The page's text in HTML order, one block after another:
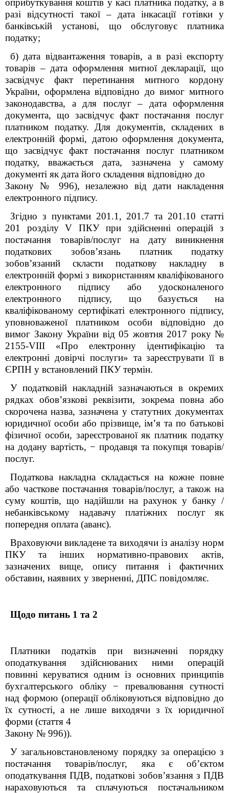
оприбуткування коштів у касі платника податку, а в
разі відсутності такої – дата інкасації готівки у
банківській установі, що обслуговує платника
податку;
б) дата відвантаження товарів, а в разі експорту
товарів – дата оформлення митної декларації, що
засвідчує факт перетинання митного кордону
України, оформлена відповідно до вимог митного
законодавства, а для послуг – дата оформлення
документа, що засвідчує факт постачання послуг
платником податку. Для документів, складених в
електронній формі, датою оформлення документа,
що засвідчує факт постачання послуг платником
податку, вважається дата, зазначена у самому
документі як дата його складення відповідно до
Закону № 996), незалежно від дати накладення
електронного підпису.
Згідно з пунктами 201.1, 201.7 та 201.10 статті
201 розділу V ПКУ при здійсненні операцій з
постачання товарів/послуг на дату виникнення
податкових зобов’язань платник податку
зобов’язаний скласти податкову накладну в
електронній формі з використанням кваліфікованого
електронного підпису або удосконаленого
електронного підпису, що базується на
кваліфікованому сертифікаті електронного підпису,
уповноваженої платником особи відповідно до
вимог Закону України від 05 жовтня 2017 року №
2155-VIII «Про електронну ідентифікацію та
електронні довірчі послуги» та зареєструвати її в
ЄРПН у встановлений ПКУ термін.
У податковій накладній зазначаються в окремих
рядках обов’язкові реквізити, зокрема повна або
скорочена назва, зазначена у статутних документах
юридичної особи або прізвище, ім’я та по батькові
фізичної особи, зареєстрованої як платник податку
на додану вартість, − продавця та покупця товарів/
послуг.
Податкова накладна складається на кожне повне
або часткове постачання товарів/послуг, а також на
суму коштів, що надійшли на рахунок у банку /
небанківському надавачу платіжних послуг як
попередня оплата (аванс).
Враховуючи викладене та виходячи із аналізу норм
ПКУ та інших нормативно-правових актів,
зазначених вище, опису питання і фактичних
обставин, наявних у зверненні, ДПС повідомляє.
Щодо питань 1 та 2
Платники податків при визначенні порядку
оподаткування здійснюваних ними операцій
повинні керуватися одним із основних принципів
бухгалтерського обліку − превалювання сутності
над формою (операції обліковуються відповідно до
їх сутності, а не лише виходячи з їх юридичної
форми (стаття 4
Закону № 996)).
У загальновстановленому порядку за операцією з
постачання товарів/послуг, яка є об’єктом
оподаткування ПДВ, податкові зобов’язання з ПДВ
нараховуються та сплачуються постачальником